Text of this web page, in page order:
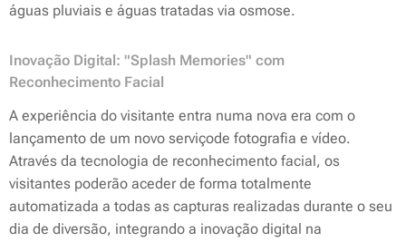
águas pluviais e águas tratadas via osmose.
Inovação Digital: "Splash Memories" com
Reconhecimento Facial
A experiência do visitante entra numa nova era com o
lançamento de um novo serviçode fotografia e vídeo.
Através da tecnologia de reconhecimento facial, os
visitantes poderão aceder de forma totalmente
automatizada a todas as capturas realizadas durante o seu
dia de diversão, integrando a inovação digital na